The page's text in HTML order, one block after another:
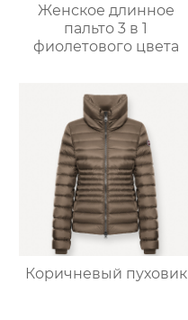
Женское длинное
пальто 3 в 1
фиолетового цвета
Коричневый пуховик